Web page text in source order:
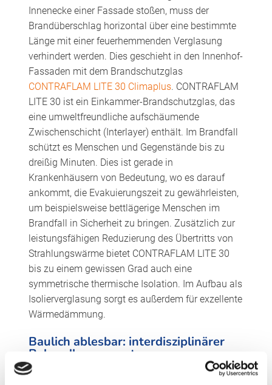
Innenecke einer Fassade stoßen, muss der
Brandüberschlag horizontal über eine bestimmte
Länge mit einer feuerhemmenden Verglasung
verhindert werden. Dies geschieht in den Innenhof-
Fassaden mit dem Brandschutzglas
CONTRAFLAM LITE 30 Climaplus. CONTRAFLAM
LITE 30 ist ein Einkammer-Brandschutzglas, das
eine umweltfreundliche aufschäumende
Zwischenschicht (Interlayer) enthält. Im Brandfall
schützt es Menschen und Gegenstände bis zu
dreißig Minuten. Dies ist gerade in
Krankenhäusern von Bedeutung, wo es darauf
ankommt, die Evakuierungszeit zu gewährleisten,
um beispielsweise bettlägerige Menschen im
Brandfall in Sicherheit zu bringen. Zusätzlich zur
leistungsfähigen Reduzierung des Übertritts von
Strahlungswärme bietet CONTRAFLAM LITE 30
bis zu einem gewissen Grad auch eine
symmetrische thermische Isolation. Im Aufbau als
Isolierverglasung sorgt es außerdem für exzellente
Wärmedämmung.
Baulich ablesbar: interdisziplinärer
Behandlungsansatz